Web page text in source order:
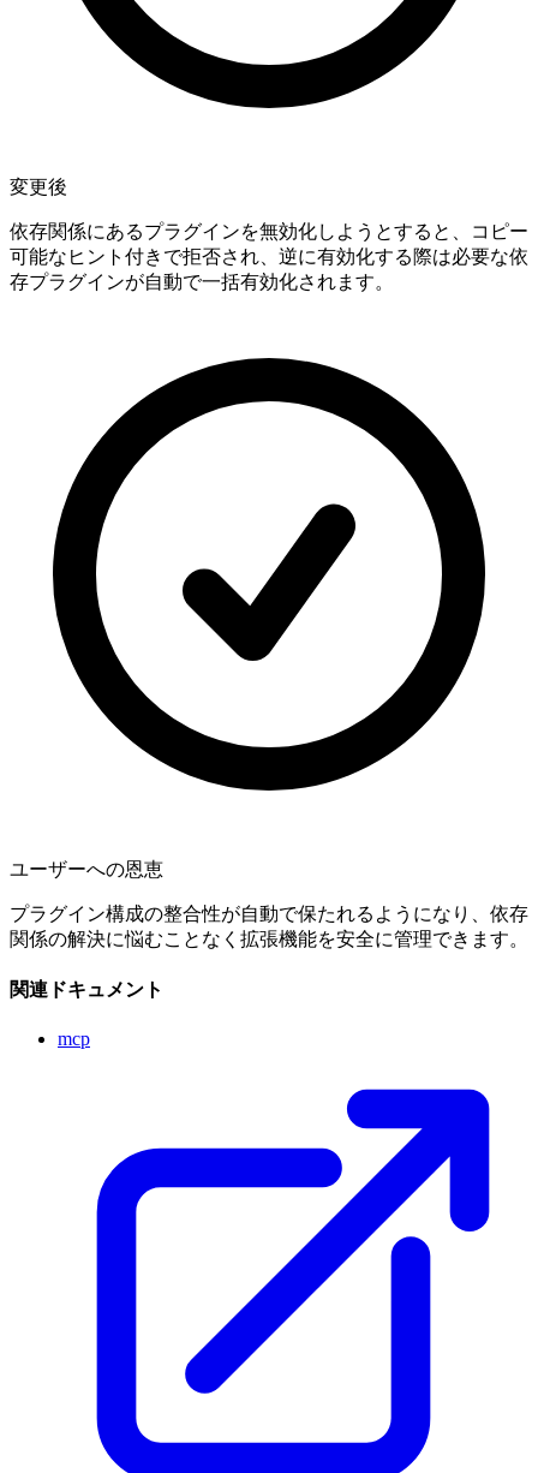
変更後
依存関係にあるプラグインを無効化しようとすると、コピー
可能なヒント付きで拒否され、逆に有効化する際は必要な依
存プラグインが自動で一括有効化されます。
ユーザーへの恩恵
プラグイン構成の整合性が自動で保たれるようになり、依存
関係の解決に悩むことなく拡張機能を安全に管理できます。
関連ドキュメント
mcp